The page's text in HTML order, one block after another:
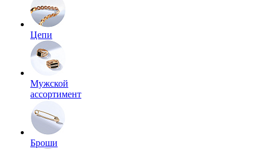
Цепи
Мужской
ассортимент
Броши